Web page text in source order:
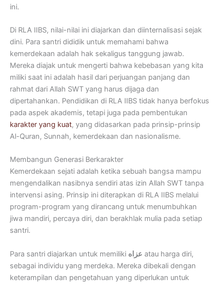
ini.
Di RLA IIBS, nilai-nilai ini diajarkan dan diinternalisasi sejak
dini. Para santri dididik untuk memahami bahwa
kemerdekaan adalah hak sekaligus tanggung jawab.
Mereka diajak untuk mengerti bahwa kebebasan yang kita
miliki saat ini adalah hasil dari perjuangan panjang dan
rahmat dari Allah SWT yang harus dijaga dan
dipertahankan. Pendidikan di RLA IIBS tidak hanya berfokus
pada aspek akademis, tetapi juga pada pembentukan
karakter yang kuat, yang didasarkan pada prinsip-prinsip
Al-Quran, Sunnah, kemerdekaan dan nasionalisme.
Membangun Generasi Berkarakter
Kemerdekaan sejati adalah ketika sebuah bangsa mampu
mengendalikan nasibnya sendiri atas izin Allah SWT tanpa
intervensi asing. Prinsip ini diterapkan di RLA IIBS melalui
program-program yang dirancang untuk menumbuhkan
jiwa mandiri, percaya diri, dan berakhlak mulia pada setiap
santri.
Para santri diajarkan untuk memiliki عزاه atau harga diri,
sebagai individu yang merdeka. Mereka dibekali dengan
keterampilan dan pengetahuan yang diperlukan untuk